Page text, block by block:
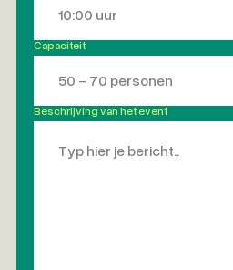
Capaciteit*
Beschrijving van het event*